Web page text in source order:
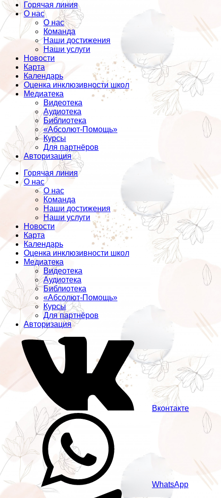
Горячая линия
О нас
О нас
Команда
Наши достижения
Наши услуги
Новости
Карта
Календарь
Оценка инклюзивности школ
Медиатека
Видеотека
Аудиотека
Библиотека
«Абсолют-Помощь»
Курсы
Для партнёров
Авторизация
Горячая линия
О нас
О нас
Команда
Наши достижения
Наши услуги
Новости
Карта
Календарь
Оценка инклюзивности школ
Медиатека
Видеотека
Аудиотека
Библиотека
«Абсолют-Помощь»
Курсы
Для партнёров
Авторизация
Вконтакте
WhatsApp